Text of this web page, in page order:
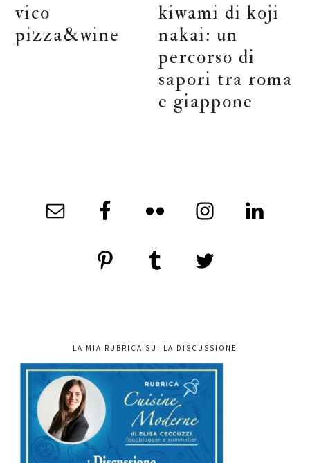
vico
pizza&wine
kiwami di koji
nakai: un
percorso di
sapori tra roma
e giappone
LA MIA RUBRICA SU: LA DISCUSSIONE